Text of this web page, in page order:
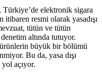
Türkiye’de elektronik sigara
resmi olarak yasadışı
tütün ve tütün
denetim altında tutuyor.
büyük bir bölümü
Bu da, yasa dışı
yol açıyor.